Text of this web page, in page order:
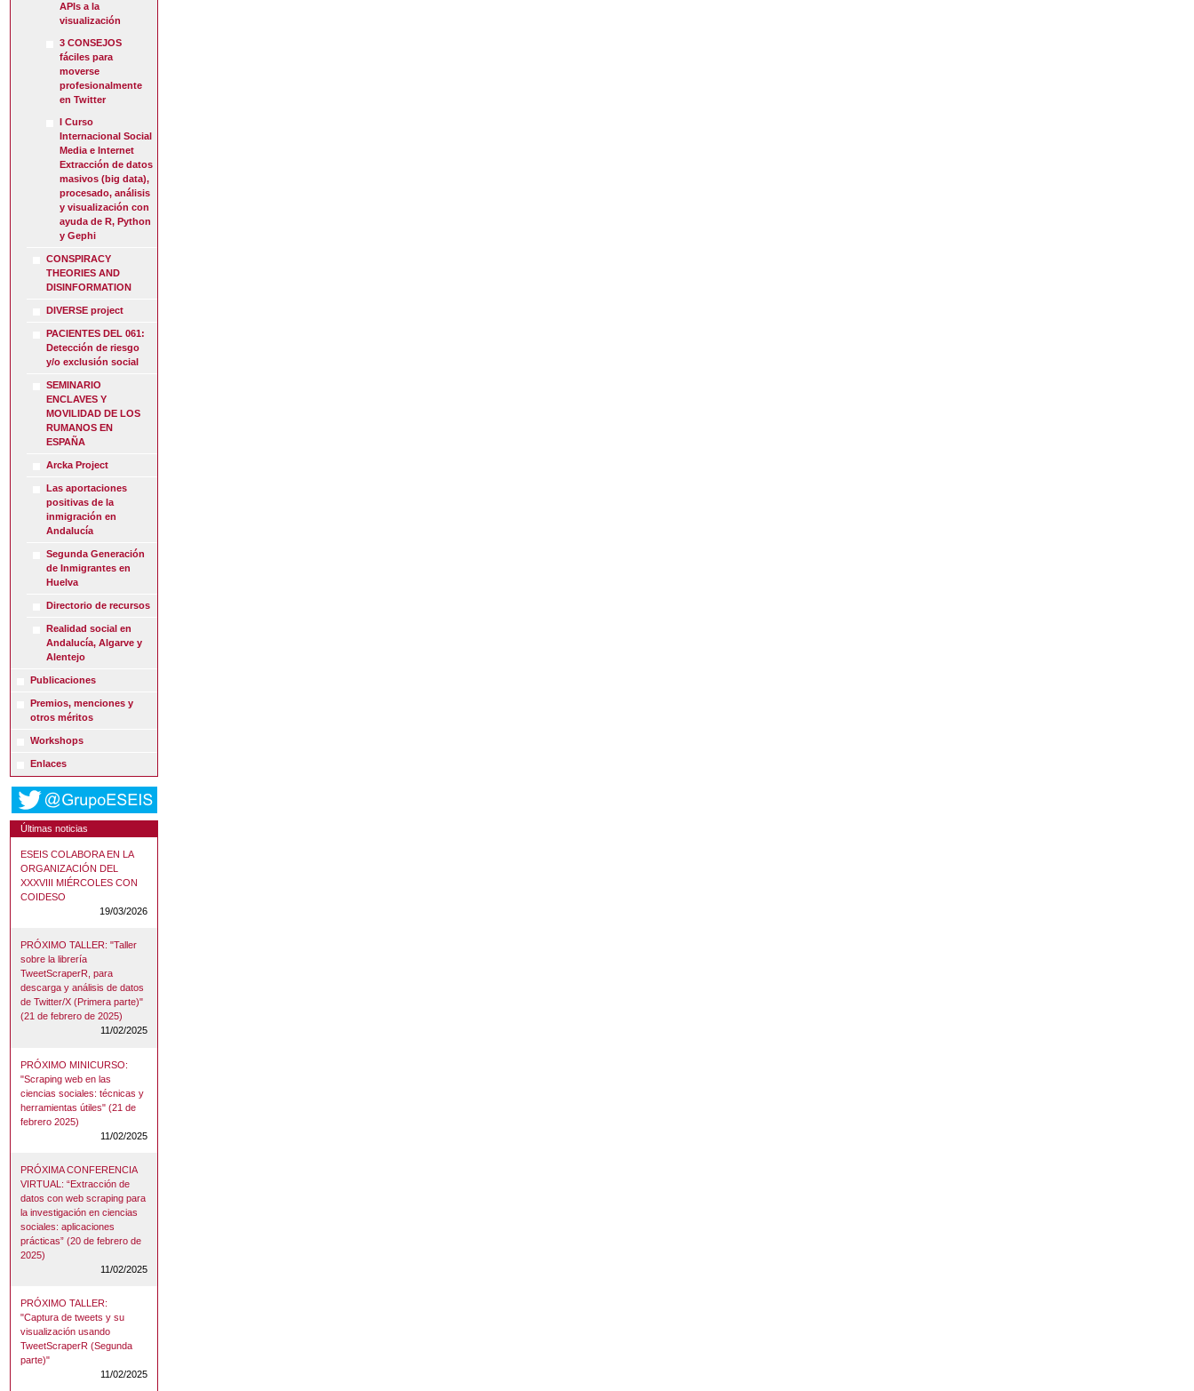
APIs a la
visualización
3 CONSEJOS
fáciles para
moverse
profesionalmente
en Twitter
I Curso
Internacional Social
Media e Internet
Extracción de datos
masivos (big data),
procesado, análisis
y visualización con
ayuda de R, Python
y Gephi
CONSPIRACY
THEORIES AND
DISINFORMATION
DIVERSE project
PACIENTES DEL 061:
Detección de riesgo
y/o exclusión social
SEMINARIO
ENCLAVES Y
MOVILIDAD DE LOS
RUMANOS EN
ESPAÑA
Arcka Project
Las aportaciones
positivas de la
inmigración en
Andalucía
Segunda Generación
de Inmigrantes en
Huelva
Directorio de recursos
Realidad social en
Andalucía, Algarve y
Alentejo
Publicaciones
Premios, menciones y
otros méritos
Workshops
Enlaces
Últimas noticias
ESEIS COLABORA EN LA
ORGANIZACIÓN DEL
XXXVIII MIÉRCOLES CON
COIDESO
19/03/2026
PRÓXIMO TALLER: "Taller
sobre la librería
TweetScraperR, para
descarga y análisis de datos
de Twitter/X (Primera parte)"
(21 de febrero de 2025)
11/02/2025
PRÓXIMO MINICURSO:
"Scraping web en las
ciencias sociales: técnicas y
herramientas útiles" (21 de
febrero 2025)
11/02/2025
PRÓXIMA CONFERENCIA
VIRTUAL: “Extracción de
datos con web scraping para
la investigación en ciencias
sociales: aplicaciones
prácticas” (20 de febrero de
2025)
11/02/2025
PRÓXIMO TALLER:
"Captura de tweets y su
visualización usando
TweetScraperR (Segunda
parte)"
11/02/2025